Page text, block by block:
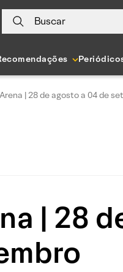
Buscar
| 28 de agosto a 04 de
| 28